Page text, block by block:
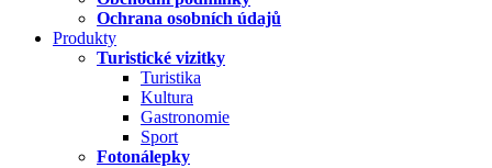
Ochrana osobních údajů
Produkty
Turistické vizitky
Turistika
Kultura
Gastronomie
Sport
Fotonálepky